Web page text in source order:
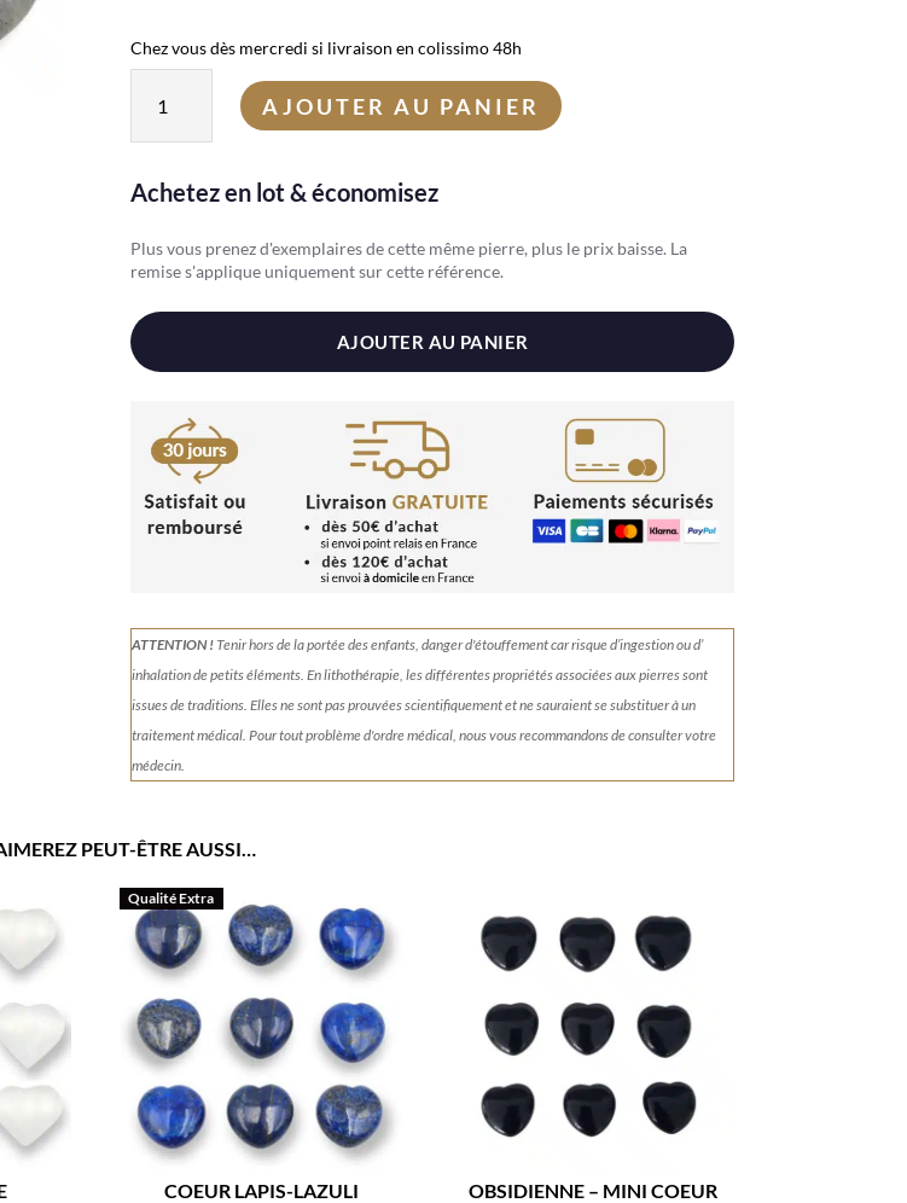
Chez vous dès mercredi si livraison en colissimo 48h
Coeur
AJOUTER AU PANIER
Achetez en lot & économisez
Plus vous prenez d'exemplaires de cette même pierre, plus le prix baisse. La
remise s'applique uniquement sur cette référence.
AJOUTER AU PANIER
ATTENTION !Tenirhors de la portée des enfants, danger d'étouffement car risque d’ingestion ou d’
inhalation de petits éléments.En lithothérapie, les différentes propriétés associées aux pierres sont
issues de traditions. Elles ne sont pas prouvées scientifiquement et ne sauraient se substituer à un
traitement médical. Pour tout problème d'ordre médical, nous vous recommandons de consulter votre
médecin.
PEUT-ÊTRE AUSSI…
Qualité Extra
COEUR LAPIS-LAZULI OBSIDIENNE – MINI COEUR